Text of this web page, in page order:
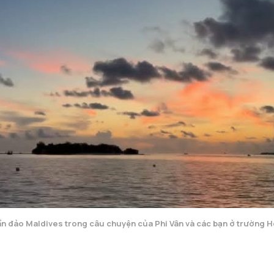
đảo Maldives trong câu chuyện của Phi Vân và các bạn ở trường